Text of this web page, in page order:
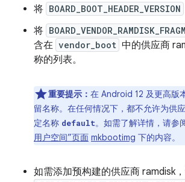
将 BOARD_BOOT_HEADER_VERSION
将
含在 vendor_boot 中的供应商
称的列表。
重要提示： 在 Android 12 及更高版
留名称。在任何情况下，都不允许为供
定名称 default。如需了解详情，请参
用户空间”页面 mkbootimg 下的内容。
如需添加预构建的供应商 ramdisk